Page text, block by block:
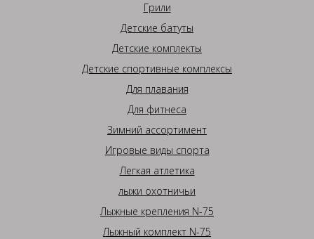
Грили
Детские батуты
Детские комплекты
Детские спортивные комплексы
Для плавания
Для фитнеса
Зимний ассортимент
Игровые виды спорта
Легкая атлетика
лыжи охотничьи
Лыжные крепления N-75
Лыжный комплект N-75